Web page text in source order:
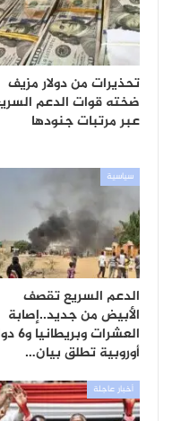
تحذيرات من دولار مزيف
ضخته قوات الدعم
عبر مرتبات جنودها
سياسية
الدعم السريع تقصف
الأبيض من جديد..إصابة
العشرات
أوروبية تطلق بيان…
أخبار عاجلة